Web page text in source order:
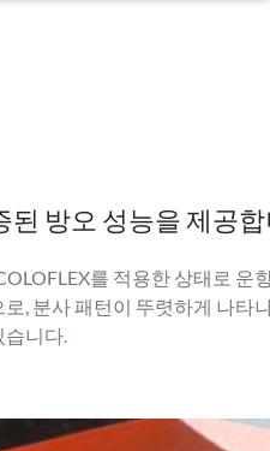
된 방오 성능을 제공
를 적용한 상태로
, 분사 패턴이 뚜렷하게 나타
습니다.